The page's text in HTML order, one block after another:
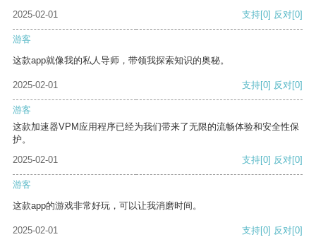
2025-02-01 支持[0] 反对[0]
游客
这款app就像我的私人导师，带领我探索知识的奥秘。
2025-02-01 支持[0] 反对[0]
游客
这款加速器VPM应用程序已经为我们带来了无限的流畅体验和安全性保
护。
2025-02-01
支持[0] 反对[0]
游客
这款app的游戏非常好玩，可以让我消磨时间。
2025-02-01 支持[0] 反对[0]